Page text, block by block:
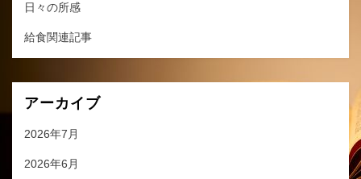
日々の所感
給食関連記事
アーカイブ
2026年7月
2026年6月